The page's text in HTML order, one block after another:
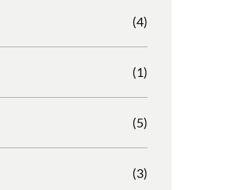
(4)
(1)
(5)
(3)